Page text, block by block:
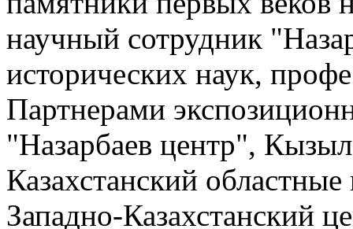
научный сотрудник
исторических наук,
Партнерами
"Назарбаев центр",
Казахстанский
Западно-Казахстанский